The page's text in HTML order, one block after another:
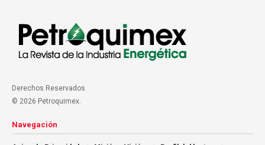
Derechos Reservados
© 2026 Petroquimex.
Navegación